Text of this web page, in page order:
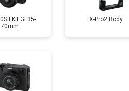
Kit GF35-
70mm
X-Pro2 Body